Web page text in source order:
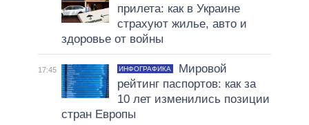
прилета: как в Украине
страхуют жилье, авто и
здоровье от войны
17:45 ИНФОГРАФИКА
Мировой
рейтинг паспортов: как за
10 лет изменились позиции
стран Европы